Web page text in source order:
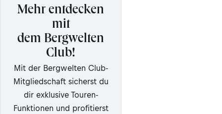
Mehr entdecken
mit
dem Bergwelten
Club!
Mit der Bergwelten Club-
Mitgliedschaft sicherst du
dir exklusive Touren-
Funktionen und profitierst